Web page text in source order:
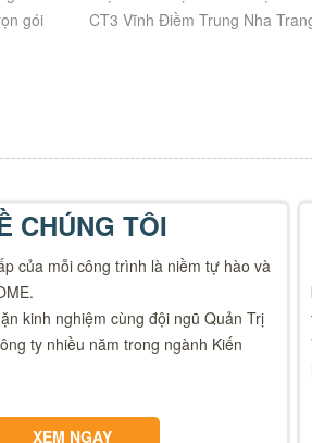
gói
CT3 Vĩnh Điềm Trung Nha
CHÚNG TÔI
của mỗi công trình là niềm tự hào và
kinh nghiệm cùng đội ngũ Quản Trị
ty nhiều năm trong ngành Kiến
XEM NGAY